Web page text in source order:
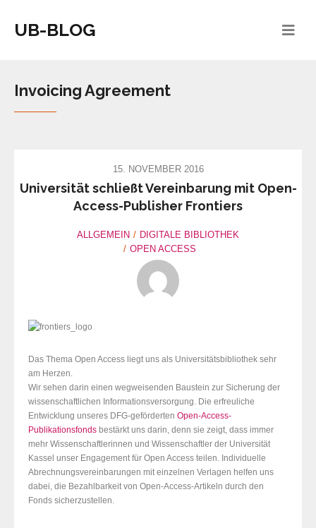
UB-BLOG
Invoicing Agreement
15. NOVEMBER 2016
Universität schließt Vereinbarung mit Open-
Access-Publisher Frontiers
ALLGEMEIN
DIGITALE BIBLIOTHEK
OPEN ACCESS
Das Thema Open Access liegt uns als Universitätsbibliothek sehr
am Herzen.
Wir sehen darin einen wegweisenden Baustein zur Sicherung der
wissenschaftlichen Informationsversorgung. Die erfreuliche
Entwicklung unseres DFG-geförderten Open-Access-
Publikationsfonds bestärkt uns darin, denn sie zeigt, dass immer
mehr Wissenschaftlerinnen und Wissenschaftler der Universität
Kassel unser Engagement für Open Access teilen. Individuelle
Abrechnungsvereinbarungen mit einzelnen Verlagen helfen uns
dabei, die Bezahlbarkeit von Open-Access-Artikeln durch den
Fonds sicherzustellen.